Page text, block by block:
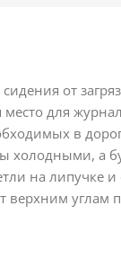
от
для
в
холодными, а
на липучке
верхним углам